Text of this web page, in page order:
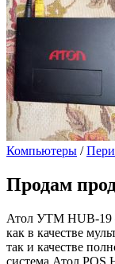
Компьютеры /
Продам
Атол УТМ HUB-19
как в качестве
так и качестве
система Атол POS